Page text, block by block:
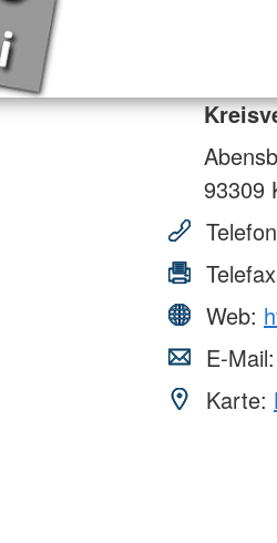
93309
Web:
E-Mail:
Karte: